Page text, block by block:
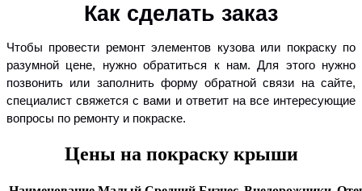
Как сделать заказ
Чтобы провести ремонт элементов кузова или покраску по
разумной цене, нужно обратиться к нам. Для этого нужно
позвонить или заполнить форму обратной связи на сайте,
специалист свяжется с вами и ответит на все интересующие
вопросы по ремонту и покраске.
Цены на покраску крыши